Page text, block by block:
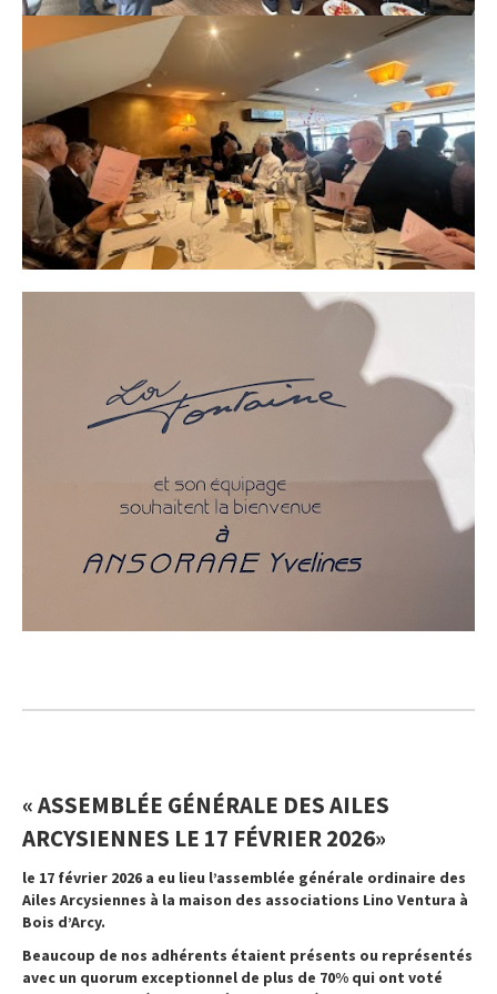
« ASSEMBLÉE GÉNÉRALE DES AILES
ARCYSIENNES LE 17 FÉVRIER 2026»
le 17 février 2026 a eu lieu l’assemblée générale ordinaire des
Ailes Arcysiennes à la maison des associations Lino Ventura à
Bois d’Arcy.
Beaucoup de nos adhérents étaient présents ou représentés
avec un quorum exceptionnel de plus de 70% qui ont voté